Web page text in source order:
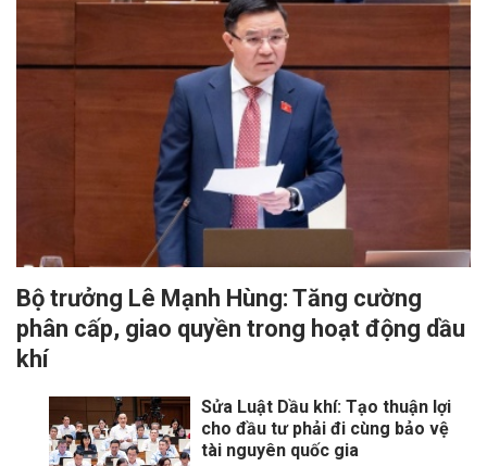
Bộ trưởng Lê Mạnh Hùng: Tăng cường
phân cấp, giao quyền trong hoạt động dầu
khí
Sửa Luật Dầu khí: Tạo thuận lợi
cho đầu tư phải đi cùng bảo vệ
tài nguyên quốc gia